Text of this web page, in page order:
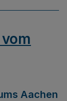
Aachen